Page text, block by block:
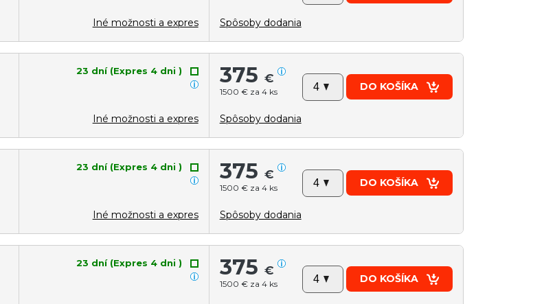
Iné možnosti a expres Spôsoby dodania
23 dní (Expres 4 dni )
Iné možnosti a expres
375 €
1500 € za 4 ks DO KOŠÍKA
Spôsoby dodania
23 dní (Expres 4 dni )
Iné možnosti a expres
375 €
1500 € za 4 ks DO KOŠÍKA
Spôsoby dodania
23 dní (Expres 4 dni ) 375 €
1500 € za 4 ks DO KOŠÍKA